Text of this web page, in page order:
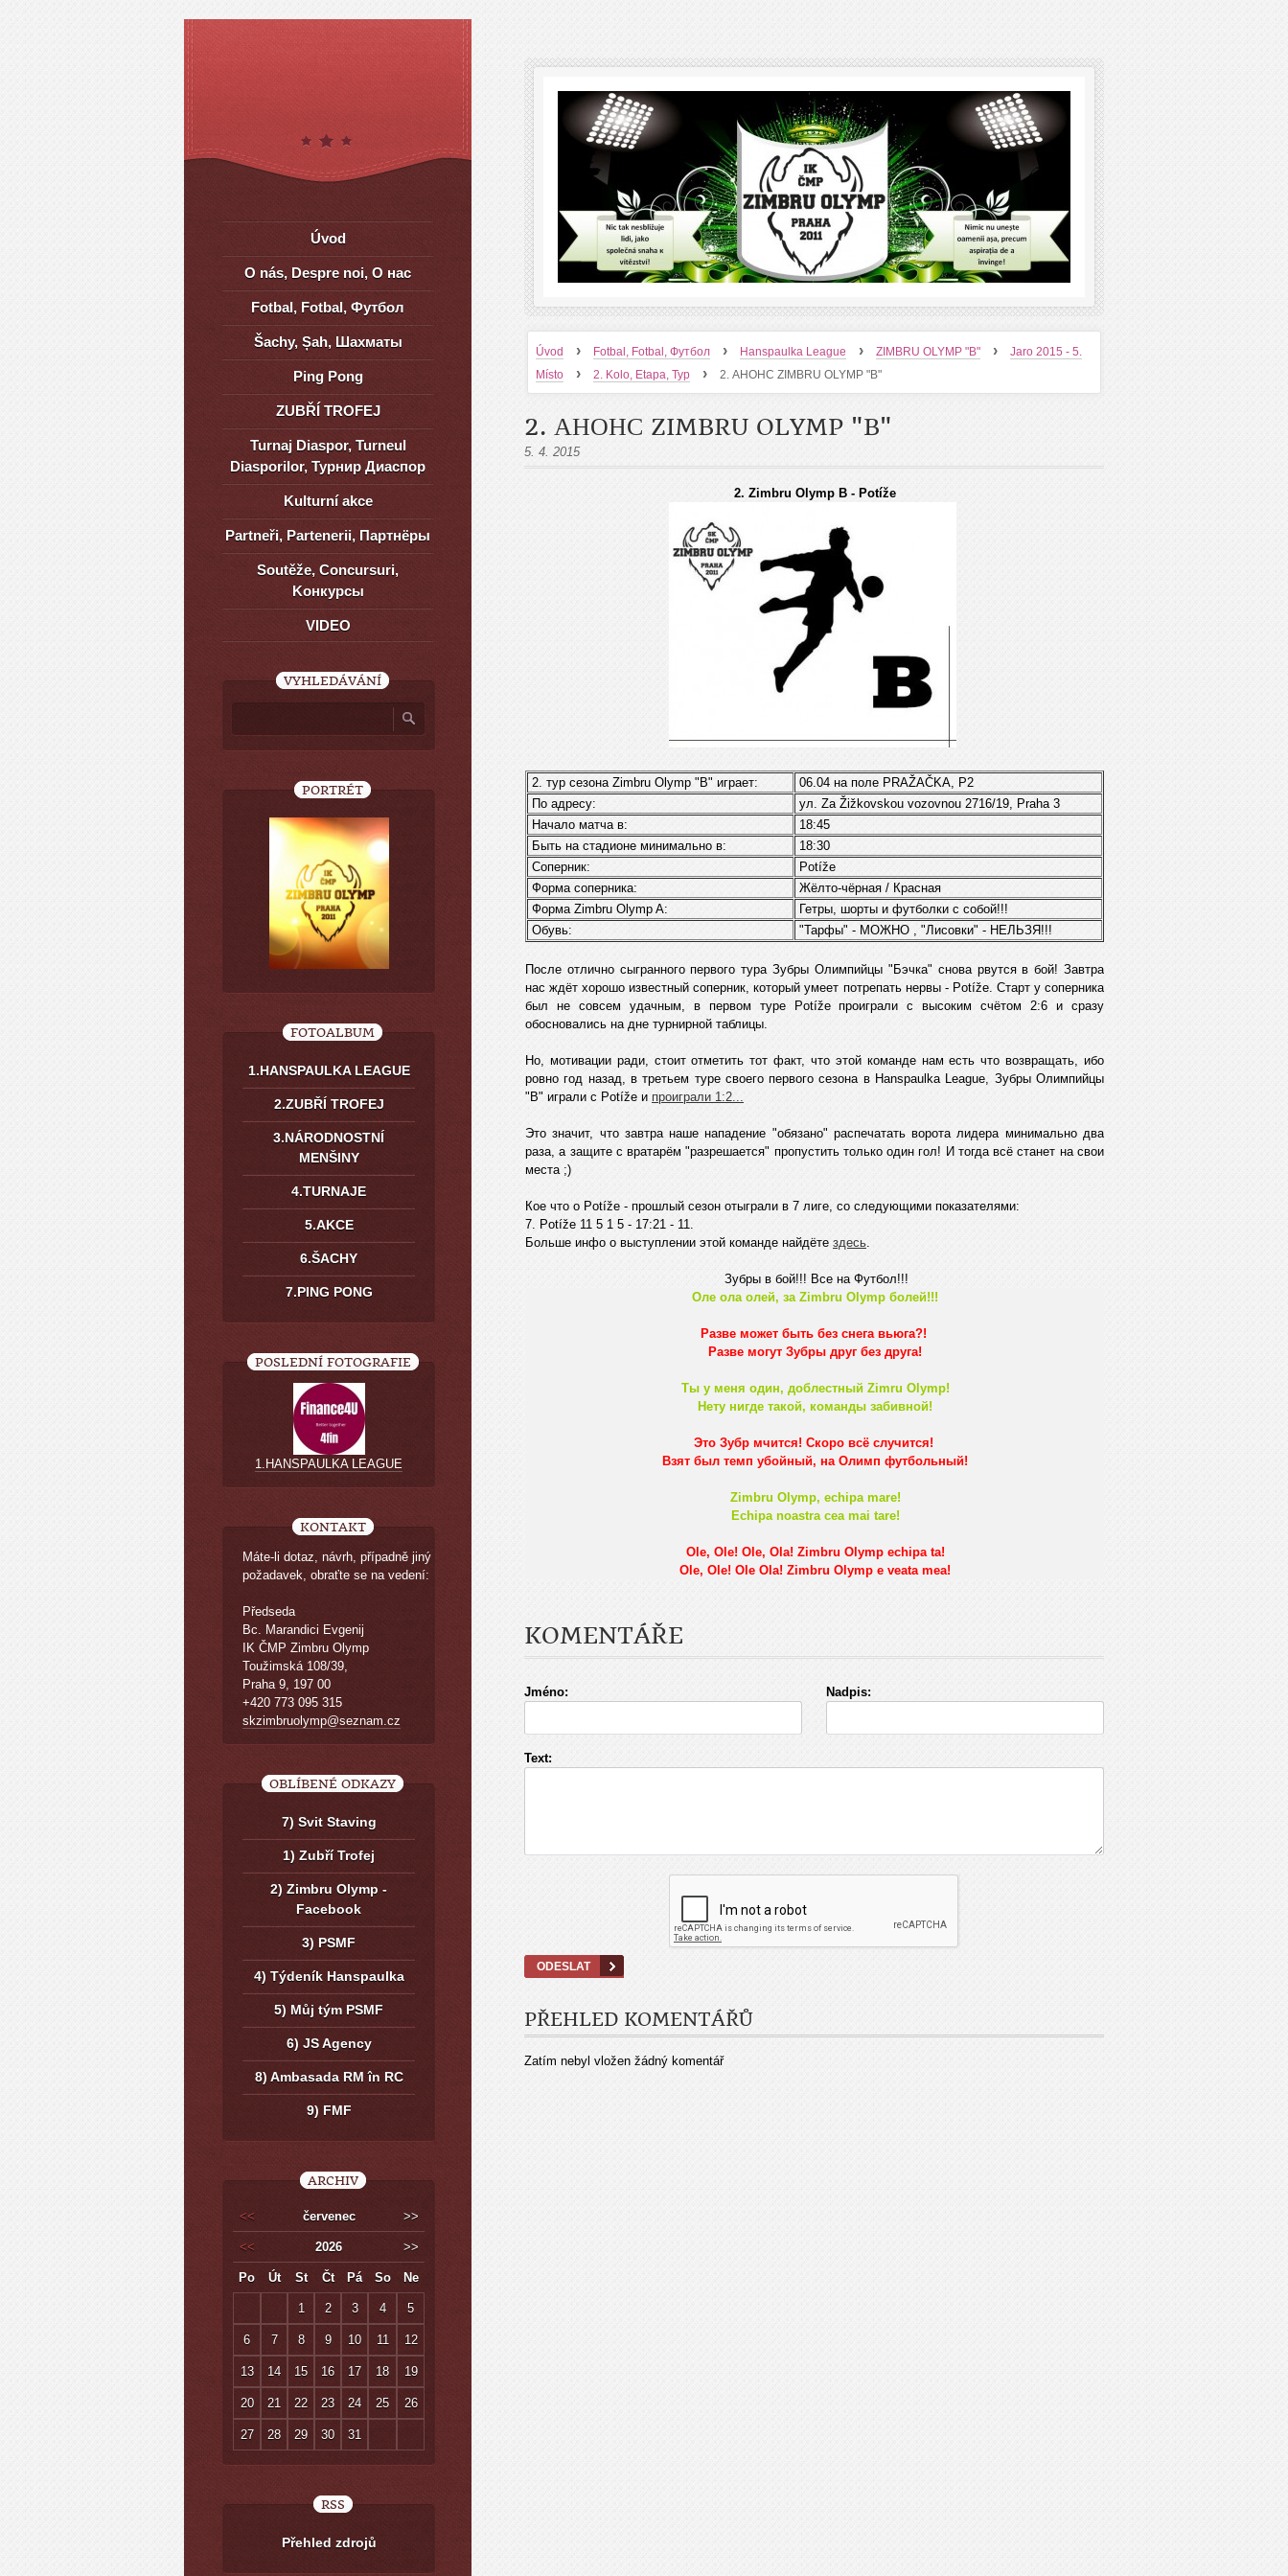
Úvod › Fotbal, Fotbal, Футбол › Hanspaulka League › ZIMBRU OLYMP "B" ›
Jaro 2015 - 5.
Místo
› 2. Kolo, Etapa, Тур › 2. АНОНС ZIMBRU OLYMP "B"
2. АНОНС ZIMBRU OLYMP "B"
5. 4. 2015
2. Zimbru Olymp B - Potíže
2. тур сезона Zimbru Оlymp "B" играет:
06.04 на поле PRAŽAČKA, P2
По адресу:
ул. Za Žižkovskou vozovnou 2716/19, Praha 3
Начало матча в:
18:45
Быть на стадионе минимально в:
18:30
Соперник:
Potíže
Форма соперника:
Жёлто-чёрная / Красная
Форма Zimbru Olymp A:
Гетры, шорты и футболки с собой!!!
Обувь:
"Тарфы" - МОЖНО , "Лисовки" - НЕЛЬЗЯ!!!
После отлично сыгранного первого тура Зубры Олимпийцы "Бэчка" снова рвутся в бой! Завтра
нас ждёт хорошо известный соперник, который умеет потрепать нервы - Potíže. Старт у соперника
был не совсем удачным, в первом туре Potíže проиграли с высоким счётом 2:6 и сразу
обосновались на дне турнирной таблицы.
Но, мотивации ради, стоит отметить тот факт, что этой команде нам есть что возвращать, ибо
ровно год назад, в третьем туре своего первого сезона в Hanspaulka League, Зубры Олимпийцы
"B" играли с Potíže и проиграли 1:2...
Это значит, что завтра наше нападение "обязано" распечатать ворота лидера минимально два
раза, а защите с вратарём "разрешается" пропустить только один гол! И тогда всё станет на свои
места ;)
Кое что о Potíže - прошлый сезон отыграли в 7 лиге, со следующими показателями:
7. Potíže 11 5 1 5 - 17:21 - 11.
Больше инфо о выступлении этой команде найдёте здесь.
Зубры в бой!!! Bсе на Футбол!!!
Оле ола олей, за Zimbru Olymp болей!!!
Разве может быть без снега вьюга?!
Разве могут Зубры друг без друга!
Ты у меня один, доблестный Zimru Olymp!
Нету нигде такой, команды забивной!
Это Зубр мчится! Скоро всё случится!
Взят был темп убойный, нa Олимп футбольный!
Zimbru Оlymp, echipa mare!
Еchipa noastra cea mаi tare!
Ole, Ole! Ole, Ola! Zimbru Olymp echipa ta!
Ole, Ole! Ole Ola! Zimbru Olymp e veata mea!
KOMENTÁŘE
Jméno: Nadpis:
Text:
PŘEHLED KOMENTÁŘŮ
Zatím nebyl vložen žádný komentář
Úvod
O nás, Despre noi, О нас
Fotbal, Fotbal, Футбол
Šachy, Șah, Шахматы
Ping Pong
ZUBŘÍ TROFEJ
Turnaj Diaspor, Turneul
Diasporilor, Турнир Диаспор
Kulturní akce
Partneři, Partenerii, Партнёры
Soutěže, Concursuri,
Kонкурсы
VIDEO
VYHLEDÁVÁNÍ
PORTRÉT
FOTOALBUM
1.HANSPAULKA LEAGUE
2.ZUBŘÍ TROFEJ
3.NÁRODNOSTNÍ
MENŠINY
4.TURNAJE
5.AKCE
6.ŠACHY
7.PING PONG
POSLEDNÍ FOTOGRAFIE
1.HANSPAULKA LEAGUE
KONTAKT
Máte-li dotaz, návrh, případně jiný
požadavek, obraťte se na vedení:
Předseda
Bc. Marandici Evgenij
IK ČMP Zimbru Olymp
Toužimská 108/39,
Praha 9, 197 00
+420 773 095 315
skzimbruolymp@seznam.cz
OBLÍBENÉ ODKAZY
7) Svit Staving
1) Zubří Trofej
2) Zimbru Olymp -
Facebook
3) PSMF
4) Týdeník Hanspaulka
5) Můj tým PSMF
6) JS Agency
8) Ambasada RM în RC
9) FMF
ARCHIV
<< červenec >>
<< 2026 >>
Po Út St Čt Pá So Ne
1 2 3 4 5
6 7 8 9 10 11 12
13 14 15 16 17 18 19
20 21 22 23 24 25 26
27 28 29 30 31
RSS
Přehled zdrojů